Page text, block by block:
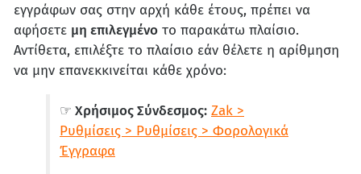
εγγράφων σας στην αρχή κάθε έτους, πρέπει να
αφήσετε μη επιλεγμένο το παρακάτω πλαίσιο.
Αντίθετα, επιλέξτε το πλαίσιο εάν θέλετε η αρίθμηση
να μην επανεκκινείται κάθε χρόνο:
☞ Χρήσιμος Σύνδεσμος: Zak >
Ρυθμίσεις > Ρυθμίσεις > Φορολογικά
Έγγραφα